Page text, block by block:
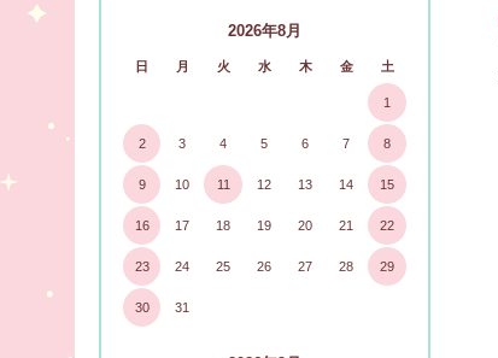
2026年8月
日 月 火 水 木 金 土
1
2 3 4 5 6 7 8
9 10 11 12 13 14 15
16 17 18 19 20 21 22
23 24 25 26 27 28 29
30 31